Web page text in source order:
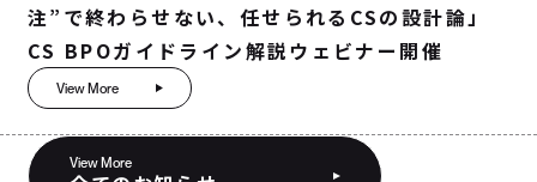
注”で終わらせない、任せられるCSの設計論」
CS BPOガイドライン解説ウェビナー開催
View More
View More